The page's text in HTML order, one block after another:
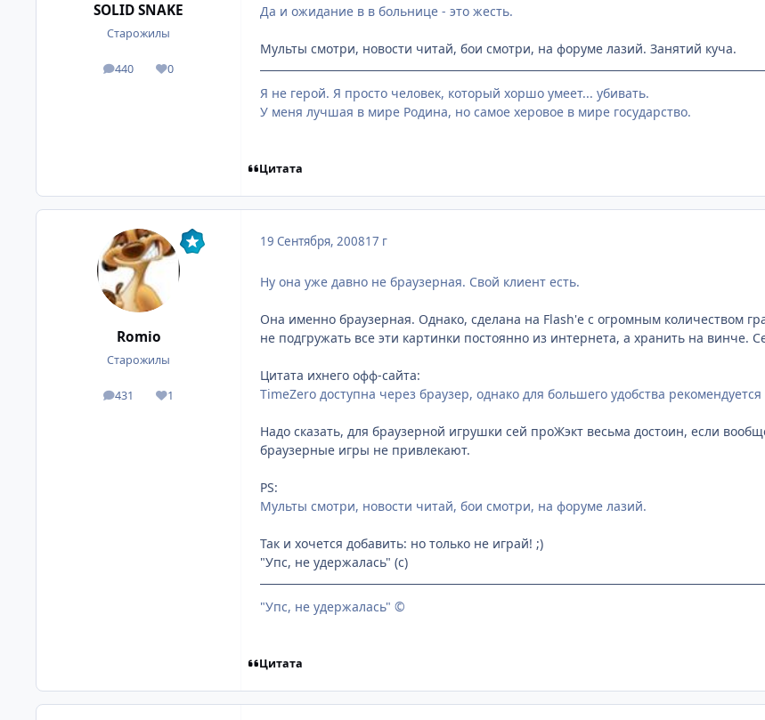
SOLID SNAKE
Старожилы
440
посты 0
Репутация
Да и ожидание в в больнице - это жесть.
Мульты смотри, новости читай, бои смотри, на форуме лазий. Занятий куча.
Я не герой. Я просто человек, который хоршо умеет... убивать.
У меня лучшая в мире Родина, но самое херовое в мире государство.
Цитата
Romio
Старожилы
431
посты 1
Репутация
19 Сентября, 200817 г
Ну она уже давно не браузерная. Свой клиент есть.
Она именно браузерная. Однако, сделана на Flash'е с огромным количеством
не подгружать все эти картинки постоянно из интернета, а хранить на
Цитата ихнего офф-сайта:
TimeZero доступна через браузер, однако для большего удобства
Надо сказать, для браузерной игрушки сей проЖэкт весьма достоин, если
браузерные игры не привлекают.
PS:
Мульты смотри, новости читай, бои смотри, на форуме лазий.
Так и хочется добавить: но только не играй! ;)
"Упс, не удержалась" (с)
"Упс, не удержалась" ©
Цитата